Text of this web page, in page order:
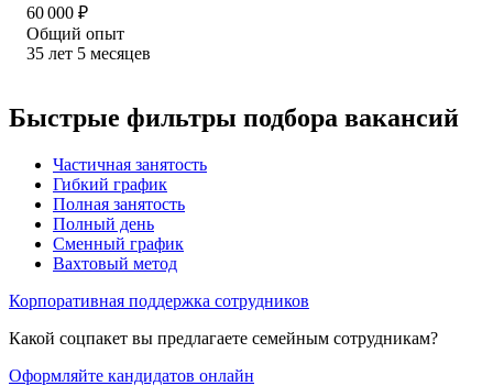
60 000 ₽
Общий опыт
35 лет 5 месяцев
Быстрые фильтры подбора вакансий
Частичная занятость
Гибкий график
Полная занятость
Полный день
Сменный график
Вахтовый метод
Корпоративная поддержка сотрудников
Какой соцпакет вы предлагаете семейным сотрудникам?
Оформляйте кандидатов онлайн